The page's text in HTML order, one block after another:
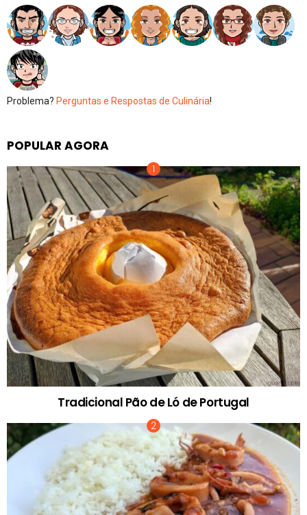
Problema? Perguntas e Respostas de Culinária!
POPULAR AGORA
Tradicional Pão de Ló de Portugal